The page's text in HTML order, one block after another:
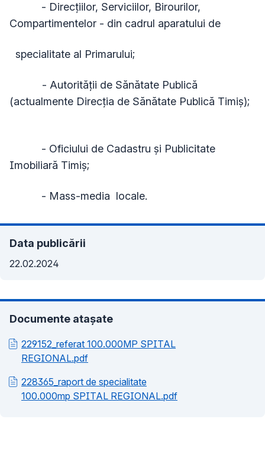
- Direcțiilor, Serviciilor, Birourilor,
Compartimentelor - din cadrul aparatului de
specialitate al Primarului;
- Autorității de Sănătate Publică
(actualmente Direcția de Sănătate Publică Timiş);
- Oficiului de Cadastru și Publicitate
Imobiliară Timiș;
- Mass-media locale.
Data publicării
22.02.2024
Documente atașate
229152_referat 100.000MP SPITAL
REGIONAL.pdf
228365_raport de specialitate
100.000mp SPITAL REGIONAL.pdf